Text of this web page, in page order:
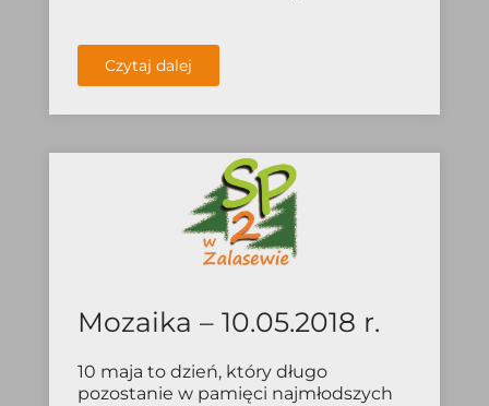
Czytaj dalej
Mozaika – 10.05.2018 r.
10 maja to dzień, który długo
pozostanie w pamięci najmłodszych